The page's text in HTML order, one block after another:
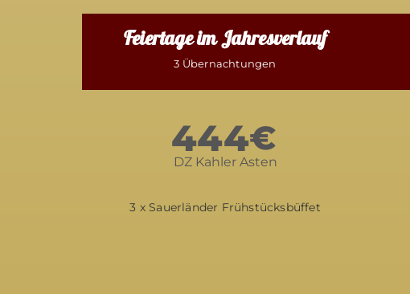
Feiertage im Jahresverlauf
3 Übernachtungen
444€
DZ Kahler Asten
3 x Sauerländer Frühstücksbüffet